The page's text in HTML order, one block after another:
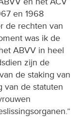
en 1968
de rechten van
was ik de
ABVV in heel
zijn de
de staking van
van de statuten